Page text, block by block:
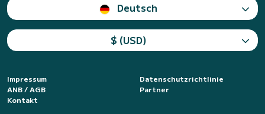
Deutsch
$ (USD)
Impressum
Datenschutzrichtlinie
ANB / AGB
Partner
Kontakt